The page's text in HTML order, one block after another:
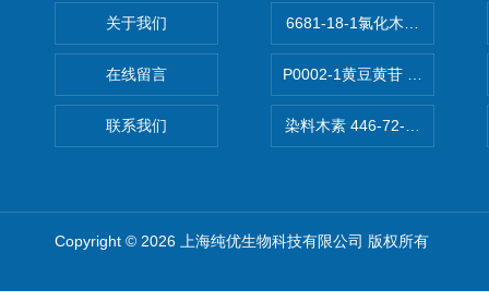
关于我们
在线留言
联系我们
6681-18-1氯化木兰花碱
P0002-1黄豆黄苷 40246-10-
染料木素 446-72-0
Copyright © 2026 上海纯优生物科技有限公司 版权所有